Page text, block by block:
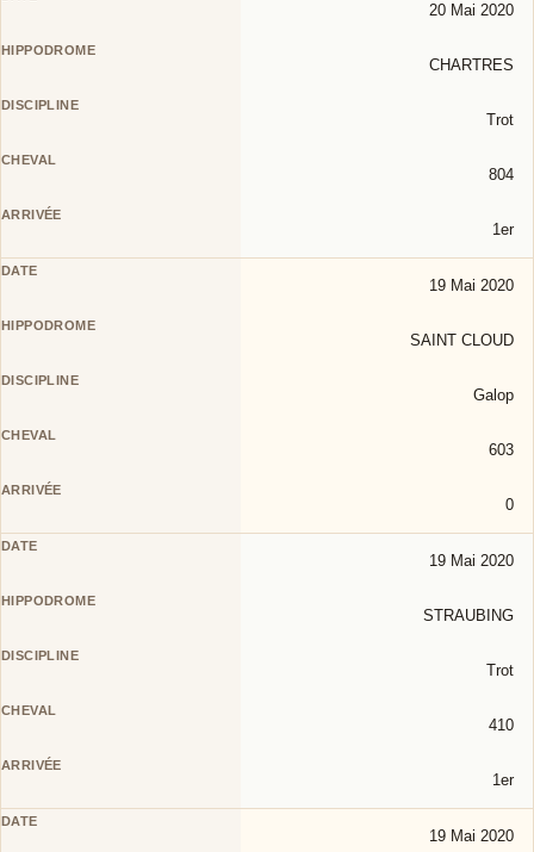
20 Mai 2020
CHARTRES
Trot
804
1er
19 Mai 2020
SAINT CLOUD
Galop
603
0
19 Mai 2020
STRAUBING
Trot
410
1er
19 Mai 2020